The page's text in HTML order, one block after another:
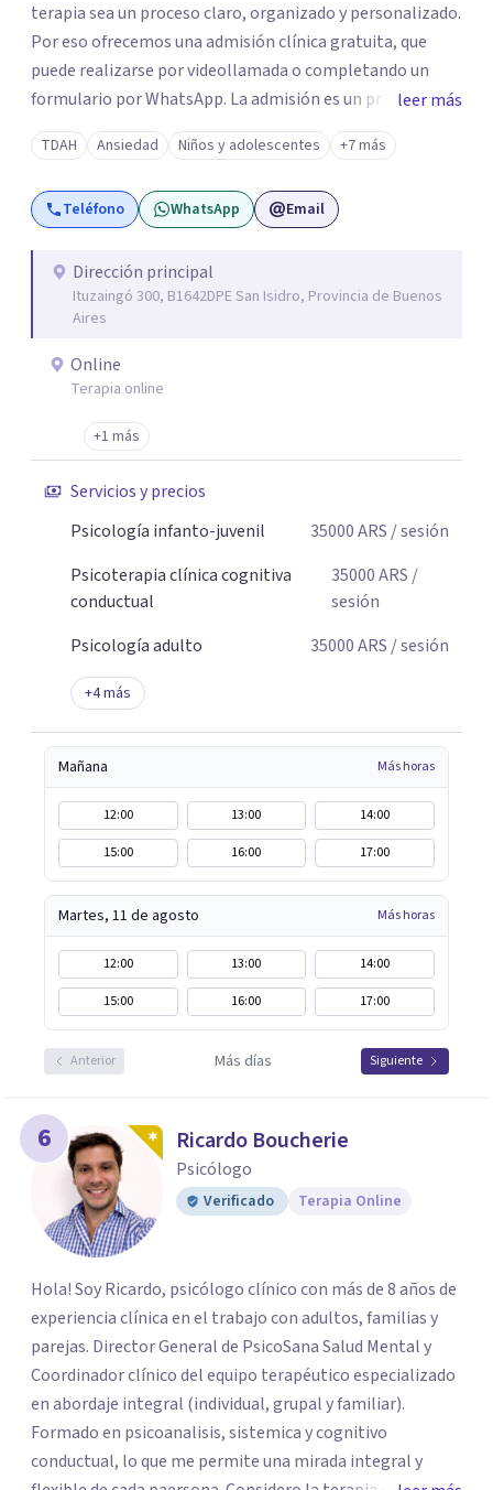
terapia sea un proceso claro, organizado y personalizado.
Por eso ofrecemos una admisión clínica gratuita, que
puede realizarse por videollamada o completando un
formulario por WhatsApp. La admisión es un primer
espacio de orientación profesional donde escuchamos tu
motivo de consulta y evaluamos qué terapeuta es el más
adecuado según tu edad, necesidad, disponibilidad horaria
y posibilidades económicas. No trabajamos con
criterio clínico, según la necesidad de cada paciente.
Atendemos niños, adolescentes, adultos y adultos
mayores. Brindamos atención virtual a nivel mundial y
presencial en Capital Federal, Zona Sur, Zona Oeste y
Zona Norte. Los honorarios se encuentran entre $28.000 y
accesible y sostenible en el tiempo. Nuestro objetivo es
profesionalismo, empatía y cercanía.
leer más
TDAH Ansiedad Niños y adolescentes +7 más
Teléfono WhatsApp Email
Dirección principal
Ituzaingó 300, B1642DPE San Isidro, Provincia de Buenos
Aires
Online
Terapia online
+1 más
Servicios y precios
Psicología infanto-juvenil
35000ARS / sesión
Psicoterapia clínica cognitiva
conductual
35000ARS /
sesión
Psicología adulto
35000ARS / sesión
+4más
Mañana Más horas
12:00 13:00
14:00
15:00
16:00 17:00
Martes, 11 de agosto Más horas
12:00 13:00
14:00
15:00
16:00 17:00
Anterior Más días Siguiente
6 Ricardo Boucherie
Psicólogo
Verificado Terapia Online
Hola! Soy Ricardo, psicólogo clínico con más de 8 años de
experiencia clínica en el trabajo con adultos, familias y
parejas. Director General de PsicoSana Salud Mental y
Coordinador clínico del equipo terapéutico especializado
en abordaje integral (individual, grupal y familiar).
Formado en psicoanalisis, sistemica y cognitivo
conductual, lo que me permite una mirada integral y